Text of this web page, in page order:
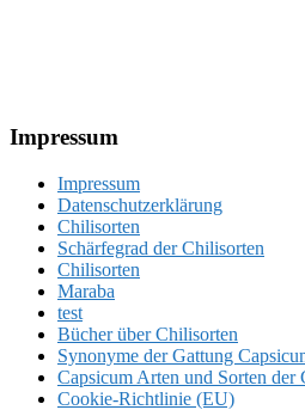
Footer
Impressum
Impressum
Datenschutzerklärung
Chilisorten
Schärfegrad der Chilisorten
Chilisorten
Maraba
test
Bücher über Chilisorten
Synonyme der Gattung
Capsicum Arten und Sorten der
Cookie-Richtlinie (EU)